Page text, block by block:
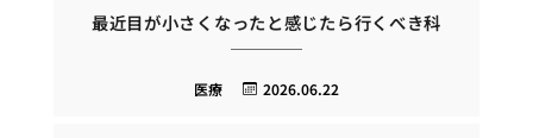
最近目が小さくなったと感じたら行くべき科
2026.06.22
医療